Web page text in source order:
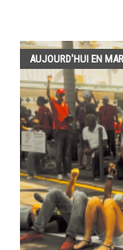
AUJOURD'HUI EN